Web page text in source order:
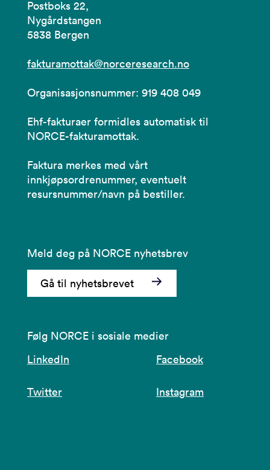
Postboks 22,
Nygårdstangen
5838 Bergen
fakturamottak@norceresearch.no
Organisasjonsnummer: 919 408 049
Ehf-fakturaer formidles automatisk til
NORCE-fakturamottak.
Faktura merkes med vårt
innkjøpsordrenummer, eventuelt
resursnummer/navn på bestiller.
Meld deg på NORCE nyhetsbrev
Gå til nyhetsbrevet
Følg NORCE i sosiale medier
LinkedIn
Facebook
Twitter Instagram